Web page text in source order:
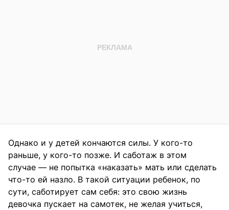
Однако и у детей кончаются силы. У кого-то
раньше, у кого-то позже. И саботаж в этом
случае — не попытка «наказать» мать или сделать
что-то ей назло. В такой ситуации ребенок, по
сути, саботирует сам себя: это свою жизнь
девочка пускает на самотек, не желая учиться,